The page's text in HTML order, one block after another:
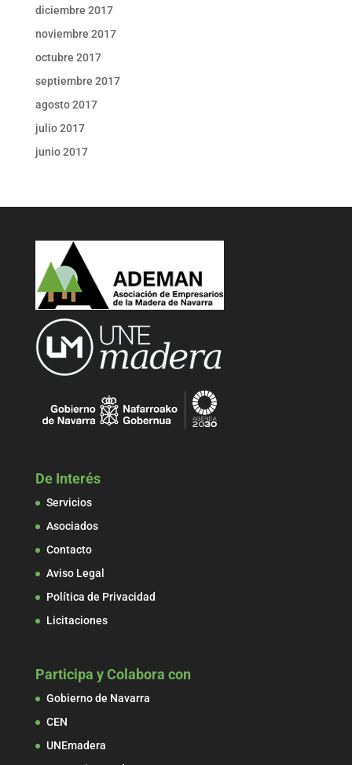
diciembre 2017
noviembre 2017
octubre 2017
septiembre 2017
agosto 2017
julio 2017
junio 2017
De Interés
Servicios
Asociados
Contacto
Aviso Legal
Política de Privacidad
Licitaciones
Participa y Colabora con
Gobierno de Navarra
CEN
UNEmadera